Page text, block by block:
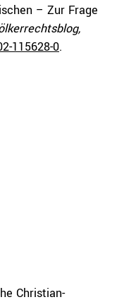
– Zur Frage
115628-0.
Christian-